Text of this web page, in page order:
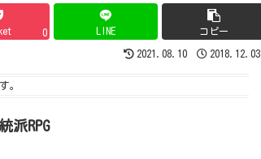
0 LINE コピー
2021.08.10 2018.12.03
。
派RPG